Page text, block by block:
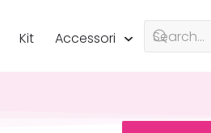
Kit Accessori